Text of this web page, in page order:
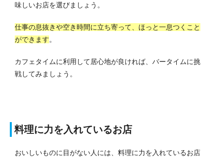
味しいお店を選びましょう。
仕事の息抜きや空き時間に立ち寄って、ほっと一息つくこと
ができます。
カフェタイムに利用して居心地が良ければ、バータイムに挑
戦してみましょう。
料理に力を入れているお店
おいしいものに目がない人には、料理に力を入れているお店